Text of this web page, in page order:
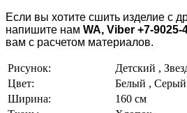
Если вы хотите сшить изделие с
напишите нам WA, Viber +7-9025-
вам с расчетом материалов.
Рисунок:
Детский ,
Цвет:
Белый , Серый
Ширина:
160 см